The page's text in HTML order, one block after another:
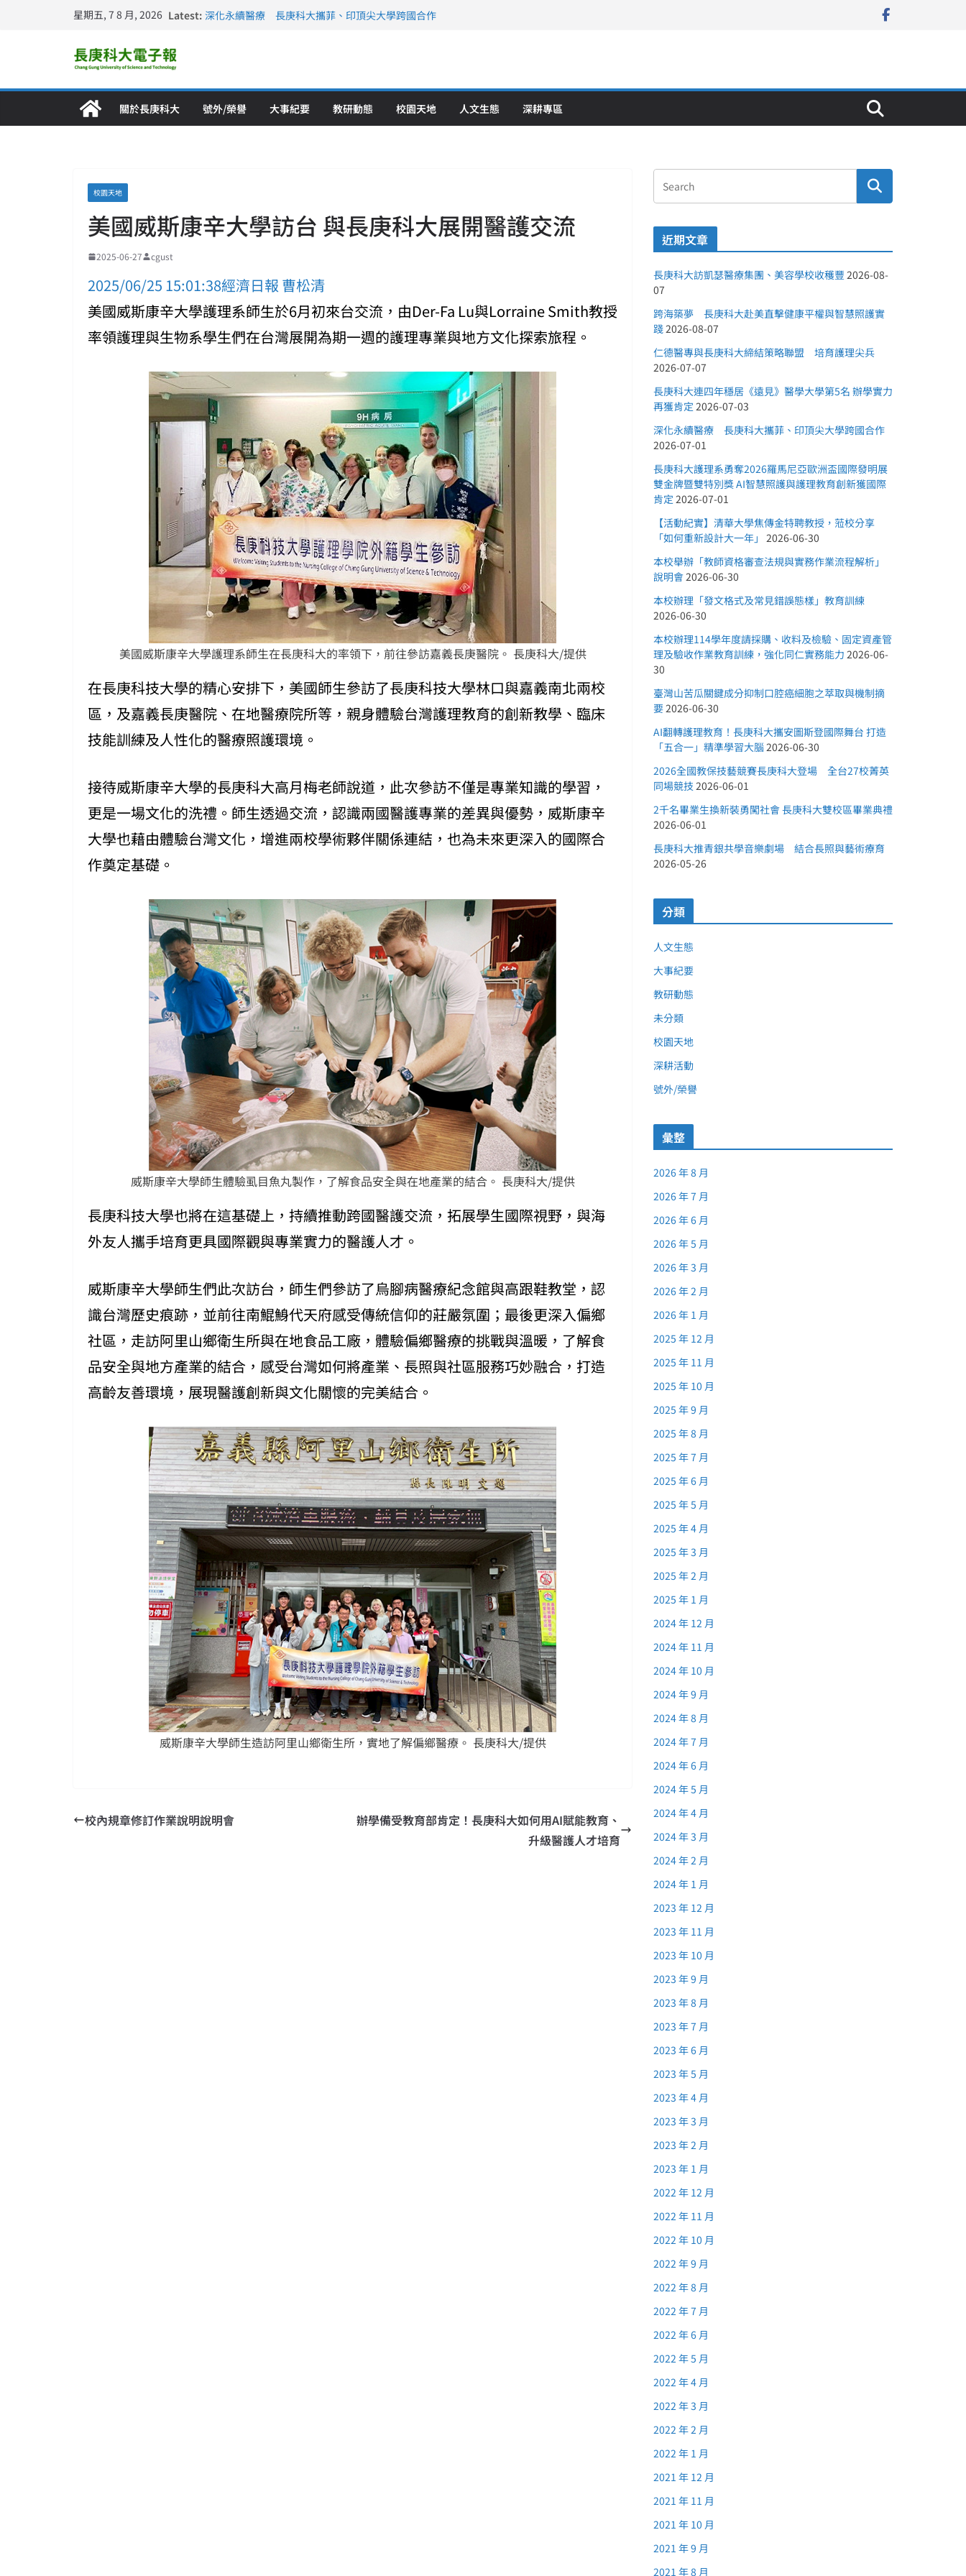
星期五, 7 8 月, 2026 Latest: 深化永續醫療 長庚科大攜菲、印頂尖大學跨國合作
關於長庚科大 號外/榮譽 大事紀要 教研動態 校園天地 人文生態 深耕專區
校園天地
美國威斯康辛大學訪台 與長庚科大展開醫護交流
2025-06-27 cgust
2025/06/25 15:01:38經濟日報 曹松清
美國威斯康辛大學護理系師生於6月初來台交流，由Der-Fa Lu與Lorraine Smith教授
率領護理與生物系學生們在台灣展開為期一週的護理專業與地方文化探索旅程。
美國威斯康辛大學護理系師生在長庚科大的率領下，前往參訪嘉義長庚醫院。 長庚科大/提供
在長庚科技大學的精心安排下，美國師生參訪了長庚科技大學林口與嘉義南北兩校
區，及嘉義長庚醫院、在地醫療院所等，親身體驗台灣護理教育的創新教學、臨床
技能訓練及人性化的醫療照護環境。
接待威斯康辛大學的長庚科大高月梅老師說道，此次參訪不僅是專業知識的學習，
更是一場文化的洗禮。師生透過交流，認識兩國醫護專業的差異與優勢，威斯康辛
大學也藉由體驗台灣文化，增進兩校學術夥伴關係連結，也為未來更深入的國際合
作奠定基礎。
威斯康辛大學師生體驗虱目魚丸製作，了解食品安全與在地產業的結合。 長庚科大/提供
長庚科技大學也將在這基礎上，持續推動跨國醫護交流，拓展學生國際視野，與海
外友人攜手培育更具國際觀與專業實力的醫護人才。
威斯康辛大學師生們此次訪台，師生們參訪了烏腳病醫療紀念館與高跟鞋教堂，認
識台灣歷史痕跡，並前往南鯤鯓代天府感受傳統信仰的莊嚴氛圍；最後更深入偏鄉
社區，走訪阿里山鄉衛生所與在地食品工廠，體驗偏鄉醫療的挑戰與溫暖，了解食
品安全與地方產業的結合，感受台灣如何將產業、長照與社區服務巧妙融合，打造
高齡友善環境，展現醫護創新與文化關懷的完美結合。
威斯康辛大學師生造訪阿里山鄉衛生所，實地了解偏鄉醫療。 長庚科大/提供
校內規章修訂作業說明說明會
辦學備受教育部肯定！長庚科大如何用AI賦能教育、
升級醫護人才培育
近期文章
長庚科大訪凱瑟醫療集團、美容學校收穫豐 2026-08-
07
跨海築夢 長庚科大赴美直擊健康平權與智慧照護實
踐2026-08-07
仁德醫專與長庚科大締結策略聯盟 培育護理尖兵
2026-07-07
長庚科大連四年穩居《遠見》醫學大學第5名 辦學實力
再獲肯定 2026-07-03
深化永續醫療 長庚科大攜菲、印頂尖大學跨國合作
2026-07-01
長庚科大護理系勇奪2026羅馬尼亞歐洲盃國際發明展
雙金牌暨雙特別獎 AI智慧照護與護理教育創新獲國際
肯定 2026-07-01
【活動紀實】清華大學焦傳金特聘教授，蒞校分享
「如何重新設計大一年」 2026-06-30
本校舉辦「教師資格審查法規與實務作業流程解析」
說明會2026-06-30
本校辦理「發文格式及常見錯誤態樣」教育訓練
2026-06-30
本校辦理114學年度請採購、收料及檢驗、固定資產管
理及驗收作業教育訓練，強化同仁實務能力 2026-06-
30
臺灣山苦瓜關鍵成分抑制口腔癌細胞之萃取與機制摘
要2026-06-30
AI翻轉護理教育！長庚科大攜安圖斯登國際舞台 打造
「五合一」精準學習大腦 2026-06-30
2026全國教保技藝競賽長庚科大登場 全台27校菁英
同場競技 2026-06-01
2千名畢業生換新裝勇闖社會 長庚科大雙校區畢業典禮
2026-06-01
長庚科大推青銀共學音樂劇場 結合長照與藝術療育
2026-05-26
分類
人文生態
大事紀要
教研動態
未分類
校園天地
深耕活動
號外/榮譽
彙整
2026 年 8 月
2026 年 7 月
2026 年 6 月
2026 年 5 月
2026 年 3 月
2026 年 2 月
2026 年 1 月
2025 年 12 月
2025 年 11 月
2025 年 10 月
2025 年 9 月
2025 年 8 月
2025 年 7 月
2025 年 6 月
2025 年 5 月
2025 年 4 月
2025 年 3 月
2025 年 2 月
2025 年 1 月
2024 年 12 月
2024 年 11 月
2024 年 10 月
2024 年 9 月
2024 年 8 月
2024 年 7 月
2024 年 6 月
2024 年 5 月
2024 年 4 月
2024 年 3 月
2024 年 2 月
2024 年 1 月
2023 年 12 月
2023 年 11 月
2023 年 10 月
2023 年 9 月
2023 年 8 月
2023 年 7 月
2023 年 6 月
2023 年 5 月
2023 年 4 月
2023 年 3 月
2023 年 2 月
2023 年 1 月
2022 年 12 月
2022 年 11 月
2022 年 10 月
2022 年 9 月
2022 年 8 月
2022 年 7 月
2022 年 6 月
2022 年 5 月
2022 年 4 月
2022 年 3 月
2022 年 2 月
2022 年 1 月
2021 年 12 月
2021 年 11 月
2021 年 10 月
2021 年 9 月
2021 年 8 月